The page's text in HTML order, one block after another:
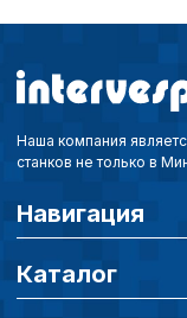
Наша компания
станков не только в
Навигация
Каталог